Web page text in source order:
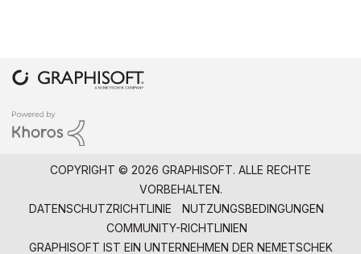
COPYRIGHT © 2026 GRAPHISOFT. ALLE RECHTE
VORBEHALTEN.
DATENSCHUTZRICHTLINIE
NUTZUNGSBEDINGUNGEN
COMMUNITY-RICHTLINIEN
GRAPHISOFT IST EIN UNTERNEHMEN DER NEMETSCHEK